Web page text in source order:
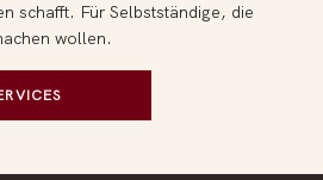
schafft. Für Selbstständige, die
wollen.